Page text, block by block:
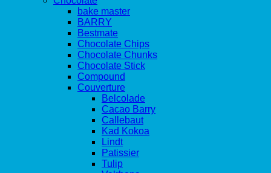
bake master
BARRY
Bestmate
Chocolate Chips
Chocolate Chunks
Chocolate Stick
Compound
Couverture
Belcolade
Cacao Barry
Callebaut
Kad Kokoa
Lindt
Patissier
Tulip